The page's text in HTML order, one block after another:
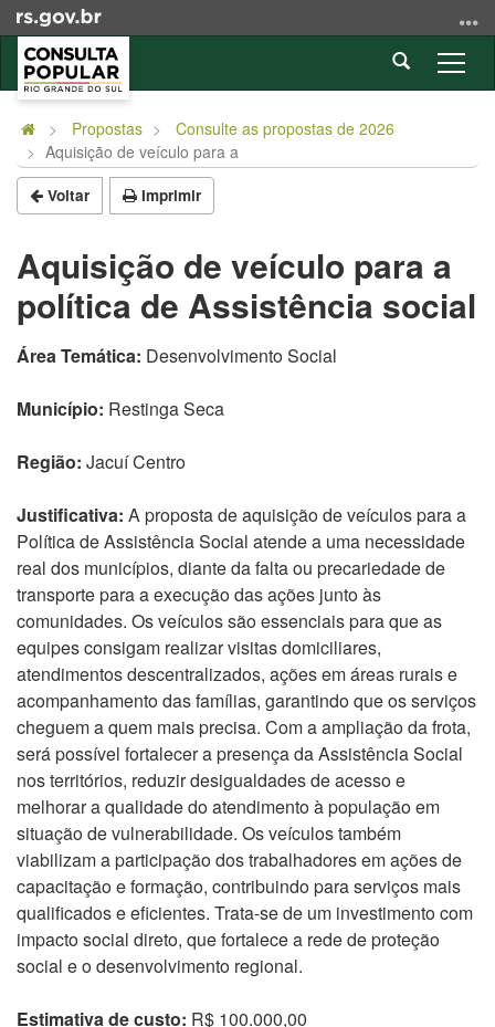
para
conteúdo
para
menu
para
busca
a
Abrir
a
Início
conteúdo
Propostas
Consulte as propostas de 2026
Aquisição de veículo para a
Voltar Imprimir
Aquisição de veículo para a
política de Assistência social
Área Temática: Desenvolvimento Social
Município: Restinga Seca
Região: Jacuí Centro
Justificativa: A proposta de aquisição de veículos para a
Política de Assistência Social atende a uma necessidade
real dos municípios, diante da falta ou precariedade de
transporte para a execução das ações junto às
comunidades. Os veículos são essenciais para que as
equipes consigam realizar visitas domiciliares,
atendimentos descentralizados, ações em áreas rurais e
acompanhamento das famílias, garantindo que os serviços
cheguem a quem mais precisa. Com a ampliação da frota,
será possível fortalecer a presença da Assistência Social
nos territórios, reduzir desigualdades de acesso e
melhorar a qualidade do atendimento à população em
situação de vulnerabilidade. Os veículos também
viabilizam a participação dos trabalhadores em ações de
capacitação e formação, contribuindo para serviços mais
qualificados e eficientes. Trata-se de um investimento com
impacto social direto, que fortalece a rede de proteção
social e o desenvolvimento regional.
Estimativa de custo: R$ 100.000,00